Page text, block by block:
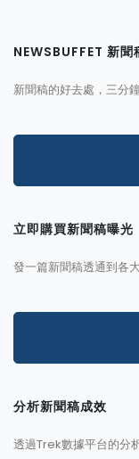
NEWSBUFFET 新聞
新聞稿的好去處，三分
立即購買新聞稿曝光
發一篇新聞稿透通到各
分析新聞稿成效
透過Trek數據平台的分